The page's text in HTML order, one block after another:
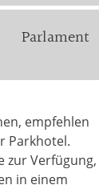
Parlament
empfehlen
Parkhotel.
zur Verfügung,
in einem